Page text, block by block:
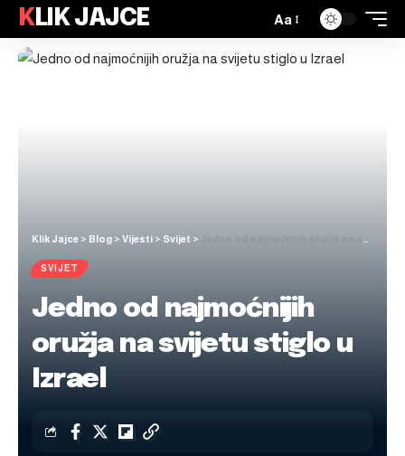
KLIK JAJCE Aa
Klik Jajce > Blog > Vijesti > Svijet >
SVIJET
Jedno od najmoćnijih
oružja na svijetu stiglo u
Izrael